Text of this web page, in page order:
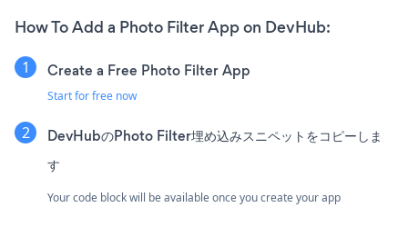
How To Add a Photo Filter App on DevHub:
Create a Free Photo Filter App
Start for free now
DevHubのPhoto Filter埋め込みスニペットをコピーしま
す
Your code block will be available once you create your app